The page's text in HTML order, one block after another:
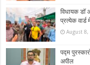
विधायक डॉ
प्रत्येक वार्ड
August 8,
पद्म
अपील